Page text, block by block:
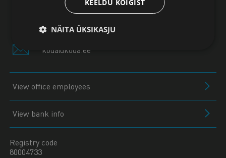
koda@koda.ee
View office employees
View bank info
Registry code
80004733
KEELDU KÕIGIST
NÄITA ÜKSIKASJU